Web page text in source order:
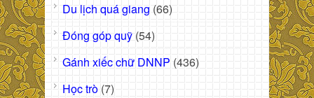
Du lịch quá giang (66)
Đóng góp quỹ (54)
Gánh xiếc chữ DNNP (436)
Học trò (7)